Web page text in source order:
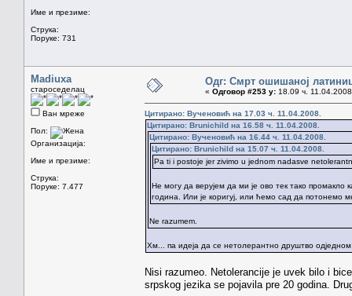
Име и презиме:
Струка:
Поруке: 731
Madiuxa
староседелац
Ван мреже
Пол:
Организација:
Име и презиме:
Струка:
Поруке: 7.477
Одг: Смрт ошишаној
« Одговор #253 у: 18.09 ч.
Цитирано: Вученовић на 17.03 ч. 11.04.2008.
Цитирано: Brunichild на 16.58 ч. 11.04.2008.
Цитирано: Вученовић на 16.44 ч. 11.04.2008.
Цитирано: Brunichild на 15.07 ч. 11.04.2008.
Pa ti i postoje jer zivimo u jednom nadasve
Не могу да верујем да ми је ово тек тако
година. Или је коригуј, или ћемо сад да потонемо
Ne razumem.
Хм... па идеја да се нетолерантно друштво
Nisi razumeo. Netolerancije je uvek bilo i
srpskog jezika se pojavila pre 20 godina.